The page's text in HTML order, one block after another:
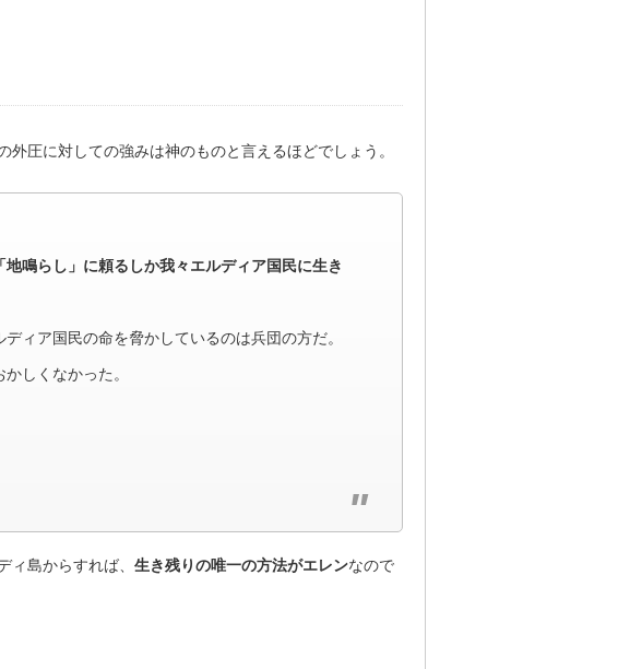
圧に対しての強みは神のものと言えるほどでしょう。
「地鳴らし」に頼るしか我々エルディア国民に生き
ィア国民の命を脅かしているのは兵団の方だ。
しくなかった。
ィ島からすれば、 生き残りの唯一の方法がエレンなので